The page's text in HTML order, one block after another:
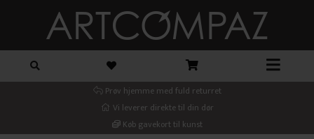
Prøv hjemme med fuld returret
Vi leverer direkte til din dør
Køb gavekort til kunst